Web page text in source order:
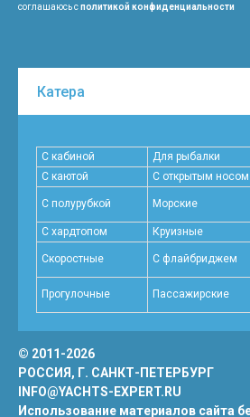
соглашаюсь сполитикой конфиденциальности
С кабиной Для рыбалки
С каютой
С открытым носом
С полурубкой Морские
С хардтопом
Круизные
Скоростные C флайбриджем
Прогулочные Пассажирские
© 2011-2026
РОССИЯ, Г. САНКТ-ПЕТЕРБУРГ
INFO@YACHTS-EXPERT.RU
Использование материалов сайта